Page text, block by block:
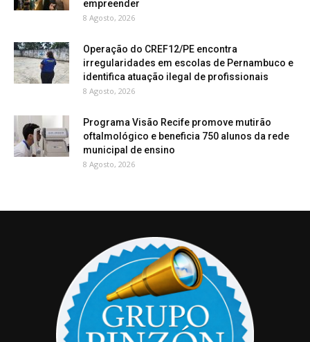
empreender
8 Agosto, 2026
Operação do CREF12/PE encontra
irregularidades em escolas de Pernambuco e
identifica atuação ilegal de profissionais
8 Agosto, 2026
Programa Visão Recife promove mutirão
oftalmológico e beneficia 750 alunos da rede
municipal de ensino
8 Agosto, 2026